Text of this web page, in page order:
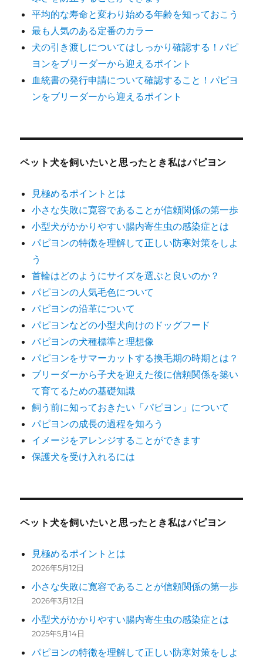
平均的な寿命と変わり始める年齢を知っておこう
最も人気のある定番のカラー
犬の引き渡しについてはしっかり確認する！パピ
ヨンをブリーダーから迎えるポイント
血統書の発行申請について確認すること！パピヨ
ンをブリーダーから迎えるポイント
ペット犬を飼いたいと思ったとき私はパピヨン
見極めるポイントとは
小さな失敗に寛容であることが信頼関係の第一歩
小型犬がかかりやすい腸内寄生虫の感染症とは
パピヨンの特徴を理解して正しい防寒対策をしよ
う
首輪はどのようにサイズを選ぶと良いのか？
パピヨンの人気毛色について
パピヨンの沿革について
パピヨンなどの小型犬向けのドッグフード
パピヨンの犬種標準と理想像
パピヨンをサマーカットする換毛期の時期とは？
ブリーダーから子犬を迎えた後に信頼関係を築い
て育てるための基礎知識
飼う前に知っておきたい「パピヨン」について
パピヨンの成長の過程を知ろう
イメージをアレンジすることができます
保護犬を受け入れるには
ペット犬を飼いたいと思ったとき私はパピヨン
見極めるポイントとは
2026年5月12日
小さな失敗に寛容であることが信頼関係の第一歩
2026年3月12日
小型犬がかかりやすい腸内寄生虫の感染症とは
2025年5月14日
パピヨンの特徴を理解して正しい防寒対策をしよ